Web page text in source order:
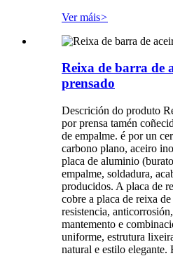
Ver máis>
Reixa de barra de
prensado
Descrición do produto
por prensa tamén
de empalme. é por un
carbono plano, aceiro
placa de aluminio
empalme, soldadura,
producidos. A placa de
cobre a placa de reixa
resistencia,
mantemento e
uniforme, estrutura
natural e estilo elegante.